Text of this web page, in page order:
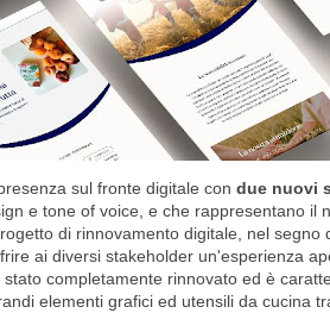
sul fronte digitale con due nuovi
e tone of voice, e che rappresentano il
di rinnovamento digitale, nel segno
ai diversi stakeholder un'esperienza
stato completamente rinnovato ed è
elementi grafici ed utensili da cucina